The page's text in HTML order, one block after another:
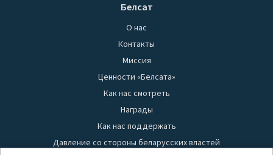
Белсат
О нас
Контакты
Миссия
Ценности «Белсата»
Как нас смотреть
Награды
Как нас поддержать
Давление со стороны беларусских властей